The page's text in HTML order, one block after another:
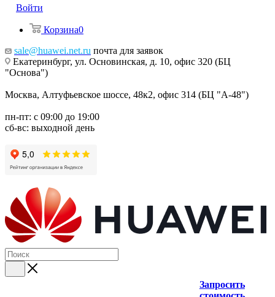
Войти
Корзина0
sale@huawei.net.ru почта для заявок
Екатеринбург, ул. Основинская, д. 10, офис 320 (БЦ
"Основа")
Москва, Алтуфьевское шоссе, 48к2, офис 314 (БЦ "А-48")
пн-пт: с 09:00 до 19:00
сб-вс: выходной день
Запросить